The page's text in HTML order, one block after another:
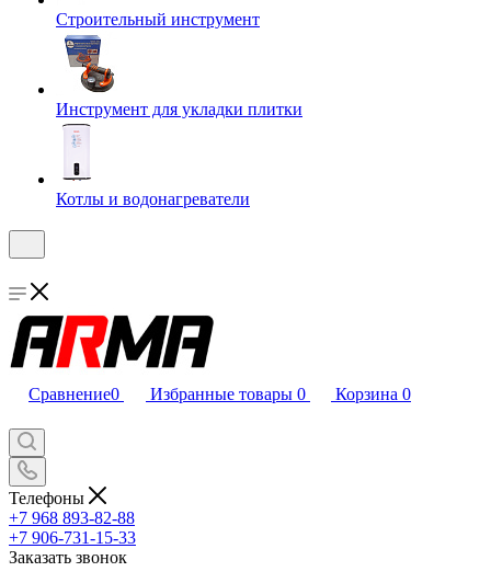
Строительный инструмент
Инструмент для укладки плитки
Котлы и водонагреватели
Сравнение0 Избранные товары 0 Корзина 0
Телефоны
+7 968 893-82-88
+7 906-731-15-33
Заказать звонок